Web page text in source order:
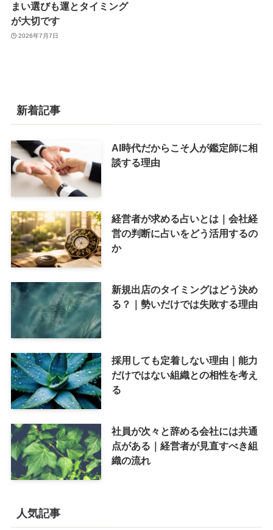
まい選びも運とタイミング
が大切です
2026年7月7日
新着記事
AI時代だからこそ人が鑑定師に相
談する理由
経営者が求める占いとは｜会社経
営の判断に占いをどう活用するの
か
新規出店のタイミングはどう決め
る？｜勢いだけでは失敗する理由
採用しても定着しない理由｜能力
だけではない組織との相性を考え
る
社員が次々と辞める会社には共通
点がある｜経営者が見直すべき組
織の流れ
人気記事